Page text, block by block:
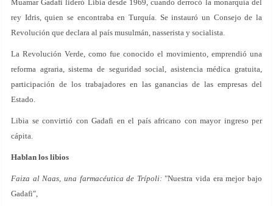
Muamar Gadafi lideró Libia desde 1969, cuando derrocó la monarquía del
rey Idris, quien se encontraba en Turquía. Se instauró un Consejo de la
Revolución que declara al país musulmán, nasserista y socialista.
La Revolución Verde, como fue conocido el movimiento, emprendió una
reforma agraria, sistema de seguridad social, asistencia médica gratuita,
participación de los trabajadores en las ganancias de las empresas del
Estado.
Libia se convirtió con Gadafi en el país africano con mayor ingreso per
cápita.
Hablan los libios
Faiza al Naas, una farmacéutica de Trípoli:"Nuestra vida era mejor bajo
Gadafi",